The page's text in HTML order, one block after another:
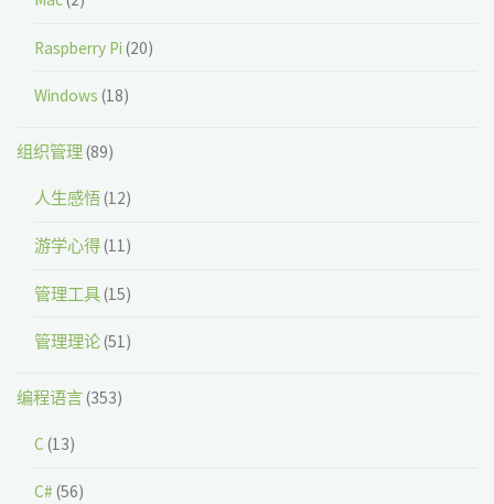
Raspberry Pi (20)
Windows (18)
组织管理(89)
人生感悟(12)
游学心得(11)
管理工具(15)
管理理论(51)
编程语言(353)
C (13)
C# (56)